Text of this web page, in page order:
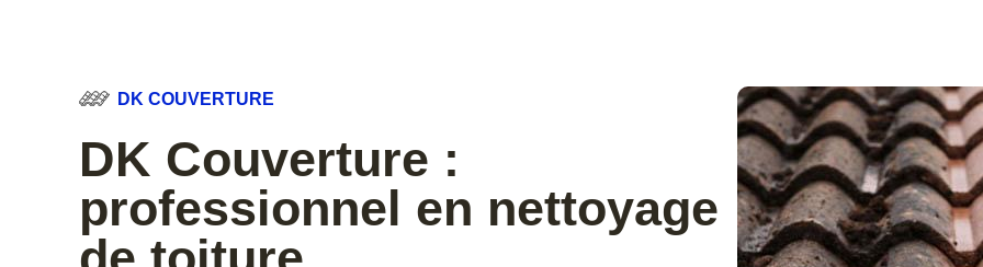
DK COUVERTURE
DK Couverture :
professionnel en nettoyage